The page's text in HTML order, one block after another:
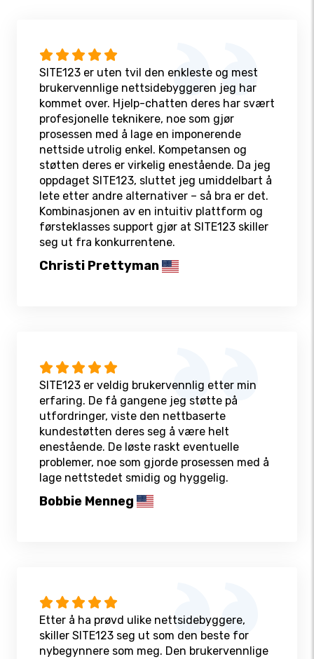
SITE123 er uten tvil den enkleste og mest
brukervennlige nettsidebyggeren jeg har
kommet over. Hjelp-chatten deres har svært
profesjonelle teknikere, noe som gjør
prosessen med å lage en imponerende
nettside utrolig enkel. Kompetansen og
støtten deres er virkelig enestående. Da jeg
oppdaget SITE123, sluttet jeg umiddelbart å
lete etter andre alternativer – så bra er det.
Kombinasjonen av en intuitiv plattform og
førsteklasses support gjør at SITE123 skiller
seg ut fra konkurrentene.
Christi Prettyman
SITE123 er veldig brukervennlig etter min
erfaring. De få gangene jeg støtte på
utfordringer, viste den nettbaserte
kundestøtten deres seg å være helt
enestående. De løste raskt eventuelle
problemer, noe som gjorde prosessen med å
lage nettstedet smidig og hyggelig.
Bobbie Menneg
Etter å ha prøvd ulike nettsidebyggere,
skiller SITE123 seg ut som den beste for
nybegynnere som meg. Den brukervennlige